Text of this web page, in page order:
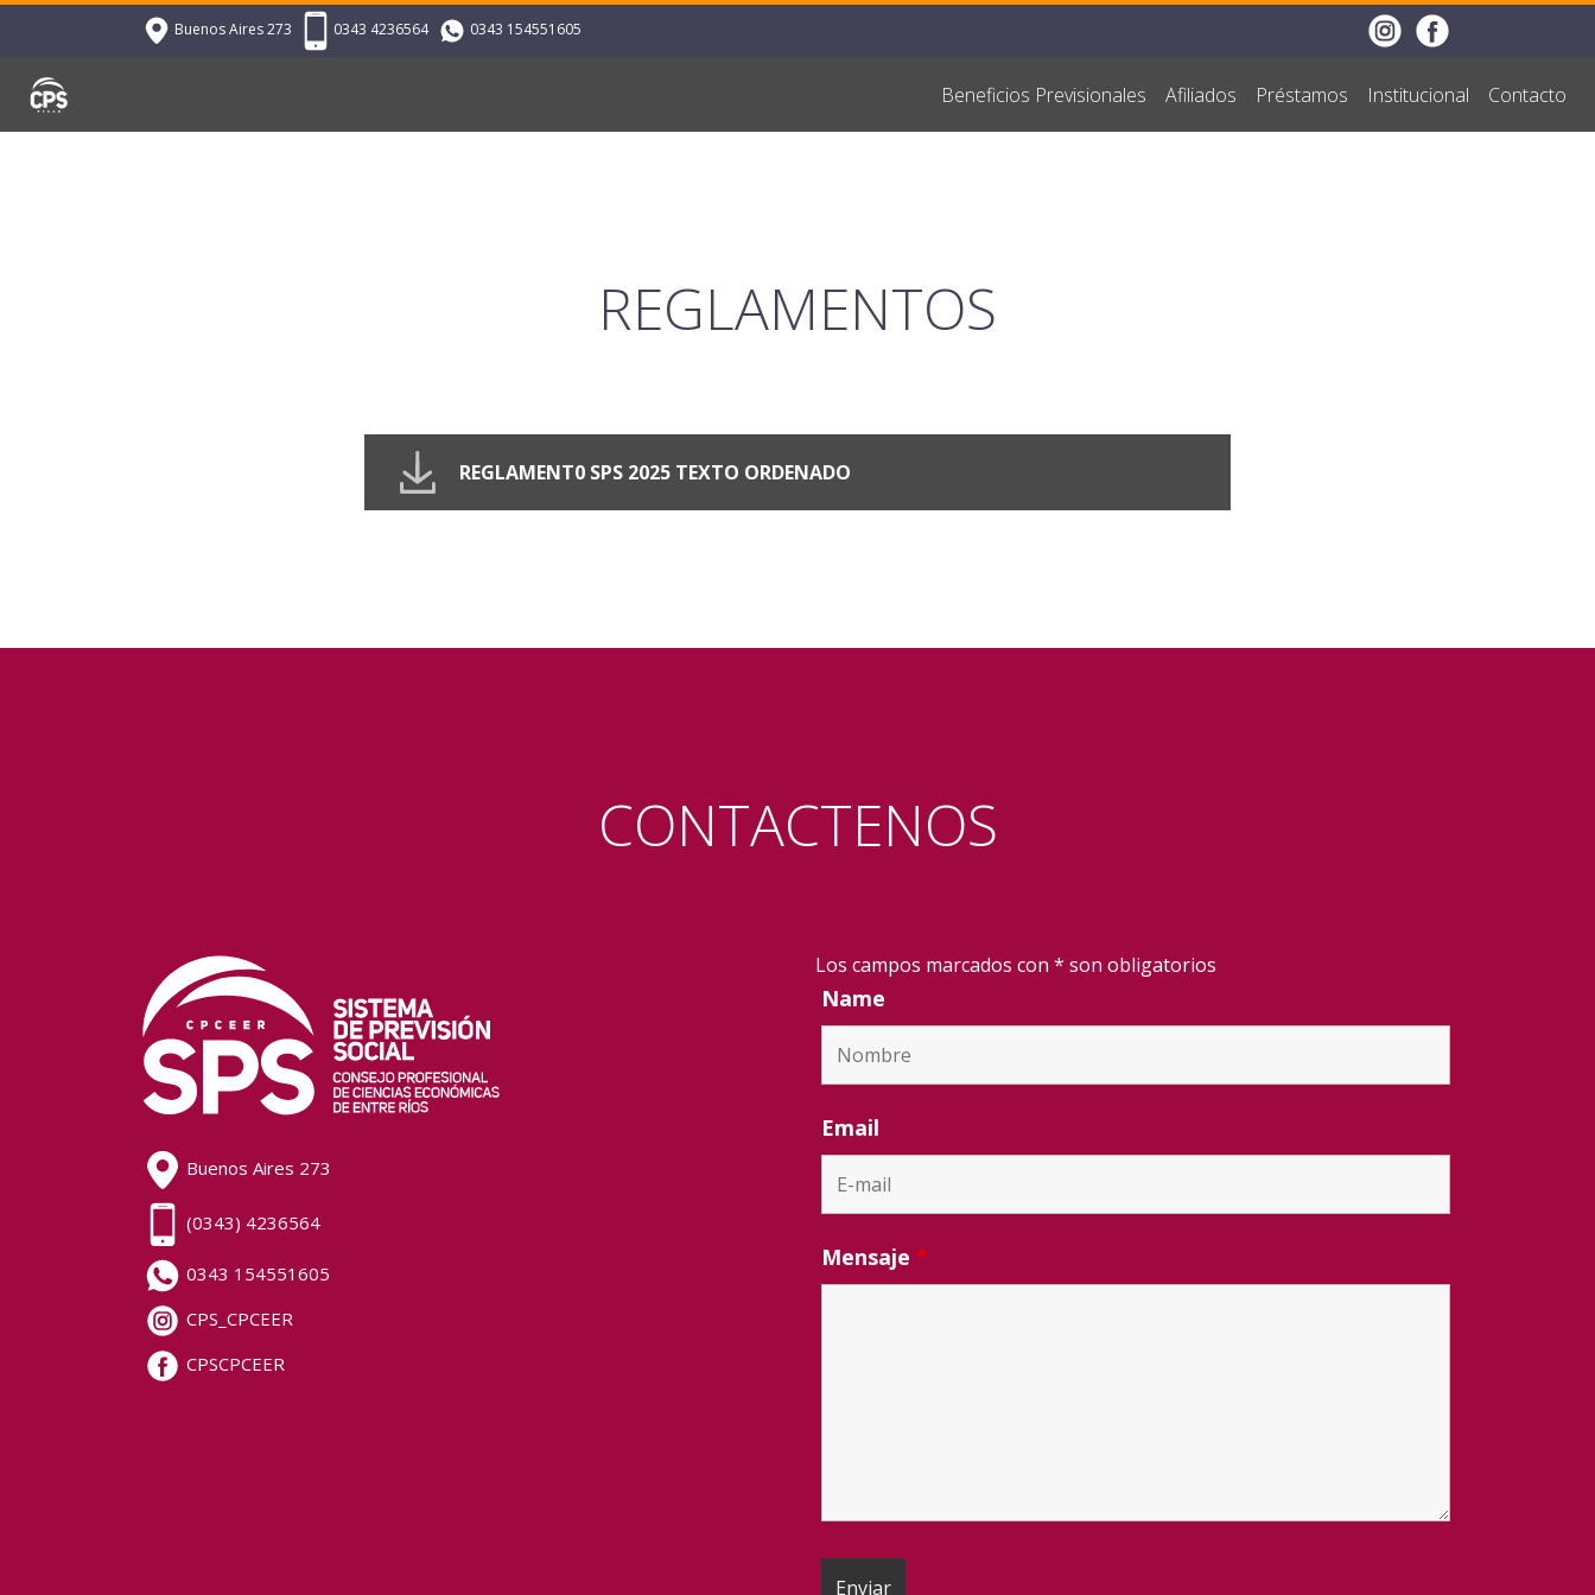
Buenos Aires 273 0343 4236564 0343 154551605
Beneficios Previsionales Afiliados Préstamos Institucional Contacto
REGLAMENTOS
REGLAMENT0 SPS 2025 TEXTO ORDENADO
CONTACTENOS
Buenos Aires 273
(0343) 4236564
0343 154551605
CPS_CPCEER
CPSCPCEER
Los campos marcados con * son obligatorios
Name
Email
Mensaje *